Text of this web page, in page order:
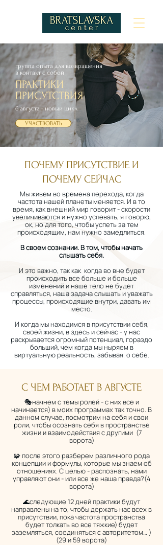
группа опыта для возвращения
в контакт с собой
ПРАКТИКИ
ПРИСУТСТВИЯ
6 августа - новый цикл
УЧАСТВОВАТЬ
ПОЧЕМУ ПРИСУТСТВИЕ И
ПОЧЕМУ СЕЙЧАС
Мы живем во времена перехода, когда
частота нашей планеты меняется. И в то
время, как внешний мир говорит - скорости
увеличиваются и нужно успевать, я говорю,
ок, но для того, чтобы успеть за тем
происходящим, нам нужно замедлиться.
В своем сознании. В том, чтобы начать
слышать себя.​
И это важно, так как когда во вне будет
происходить все больше и больше
изменений и наше тело не будет
справляться, наша задача слышать и уважать
процессы, происходящие внутри, давать им
место.
И когда мы находимся в присутствии себя,
своей жизни, в здесь и сейчас - у нас
раскрывается огромный потенциал, гораздо
больший, чем когда мы ныряем в
виртуальную реальность, забывая. о себе.
С ЧЕМ РАБОТАЕТ В АВГУСТЕ
🎭начнем с темы ролей - с них все и
начинается) в моих программах так точно. В
данном случае, посмотрим на себя и свои
роли, чтобы осознать себя в пространстве
жизни и взаимодействия с другими (7
ворота)
🧩 после этого разберем различного рода
концепции и формулы, которые мы знаем об
отношениях. С целью - распознать, нами
управляют они - или все же наша правда?(4
ворота)
🌊следующие 12 дней практики будут
направлены на то, чтобы держать нас всех в
присутствии, пока частота пространства
будет толкать во все тяжкие) будет
заземляться, соединяться с авторитетом… )
(29 и 59 ворота)